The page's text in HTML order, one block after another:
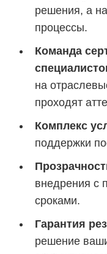
решения, а
процессы.
Команда
на
проходят
Комплекс
поддержки
внедрения с
сроками.
Гарантия
решение